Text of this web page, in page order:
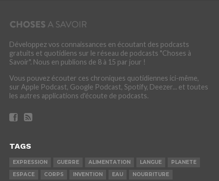
Développez vos connaissances en écoutant des podcasts
gratuits et quotidiens sur le réseau de podcasts "Choses à
Savoir". Nous en publions de 8 à 15 par jour !
Vous pouvez écouter ces chroniques quotidiennes ici-même,
sur Apple Podcast, Google Podcast, Spotify, Deezer... et toutes
les autres applications d'écoute de podcasts.
TAGS
EXPRESSION GUERRE ALIMENTATION LANGUE
PLANETE
ESPACE
CORPS INVENTION EAU NOURRITURE